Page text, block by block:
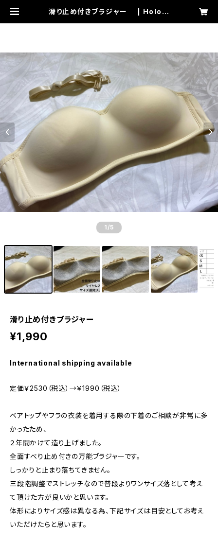
滑り止め付きブラジャー | Holom
1 /5
滑り止め付きブラジャー
¥1,990
International shipping available
定価￥2530（税込）→￥1990（税込）
ベアトップやフラの衣装を着用する際の下着のご相談が非常に多
かったため、
２年間かけて造り上げました。
全面すべり止め付きの万能ブラジャーです。
しっかりと止まり落ちてきません。
三段階調整でストレッチなので普段よりワンサイズ落として考え
て頂けた方が良いかと思います。
体形によりサイズ感は異なる為、下記サイズは目安としてお考え
いただけたらと思います。